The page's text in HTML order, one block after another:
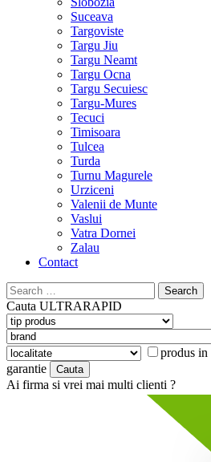
Suceava
Targoviste
Targu Jiu
Targu Neamt
Targu Ocna
Targu Secuiesc
Targu-Mures
Tecuci
Timisoara
Tulcea
Turda
Turnu Magurele
Urziceni
Valenii de Munte
Vaslui
Vatra Dornei
Zalau
Contact
Search
for:
Cauta ULTRARAPID
produs in
garantie
Ai firma si vrei mai multi clienti ?